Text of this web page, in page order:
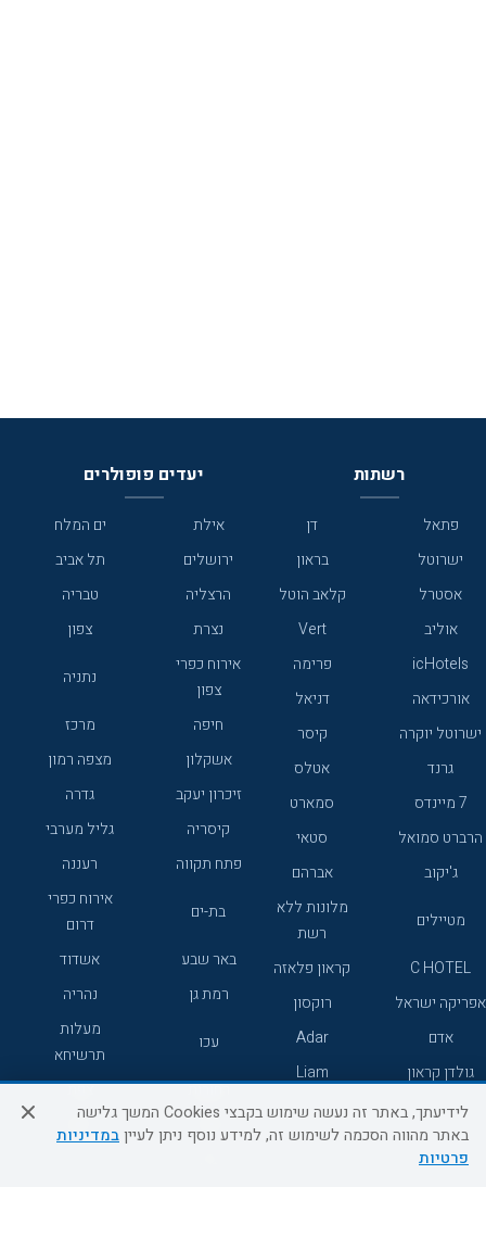
רשתות
פתאל
דן
ישרוטל
בראון
אסטרל
קלאב הוטל
אוליב
Vert
icHotels
פרימה
אורכידאה
דניאל
ישרוטל יוקרה
קיסר
גרנד
אטלס
7 מיינדס
סמארט
הרברט סמואל
סטאי
ג'יקוב
אברהם
מטיילים
מלונות ללא
רשת
C HOTEL
קראון פלאזה
אפריקה ישראל
רוקסון
אדם
Adar
גולדן קראון
Liam
יעדים פופולרים
אילת
ים המלח
ירושלים
תל אביב
הרצליה
טבריה
נצרת
צפון
אירוח כפרי
צפון
נתניה
חיפה
מרכז
אשקלון
מצפה רמון
זיכרון יעקב
גדרה
קיסריה
גליל מערבי
פתח תקווה
רעננה
בת-ים
אירוח כפרי
דרום
באר שבע
אשדוד
רמת גן
נהריה
עכו
מעלות
תרשיחא
רחובות
צפת
חדרה
דרום
לידיעתך, באתר זה נעשה שימוש בקבצי Cookies המשך גלישה
באתר מהווה הסכמה לשימוש זה, למידע נוסף ניתן לעייןבמדיניות
פרטיות